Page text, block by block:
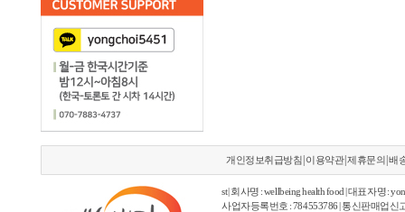
개인정보취급방침 이용약관|제휴문의 |배
st | 회사명 : wellbeing health food | 대표자명 :
사업자등록번호 : 784553786 | 통신판매업신